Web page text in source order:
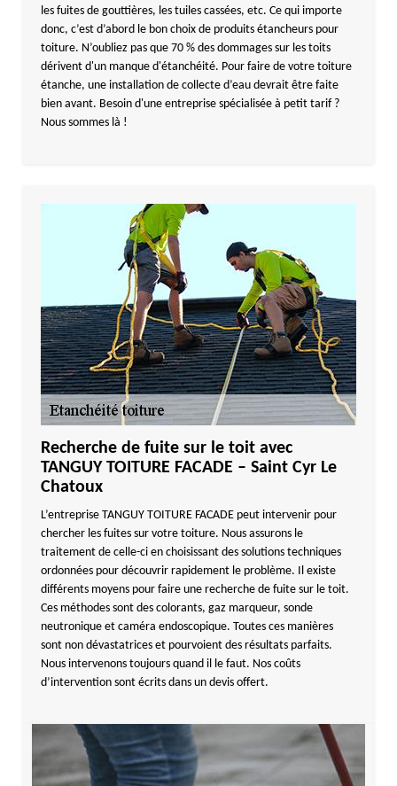
les fuites de gouttières, les tuiles cassées, etc. Ce qui importe
donc, c’est d’abord le bon choix de produits étancheurs pour
toiture. N’oubliez pas que 70 % des dommages sur les toits
dérivent d'un manque d'étanchéité. Pour faire de votre toiture
étanche, une installation de collecte d’eau devrait être faite
bien avant. Besoin d'une entreprise spécialisée à petit tarif ?
Nous sommes là !
Recherche de fuite sur le toit avec
TANGUY TOITURE FACADE – Saint Cyr Le
Chatoux
L’entreprise TANGUY TOITURE FACADE peut intervenir pour
chercher les fuites sur votre toiture. Nous assurons le
traitement de celle-ci en choisissant des solutions techniques
ordonnées pour découvrir rapidement le problème. Il existe
différents moyens pour faire une recherche de fuite sur le toit.
Ces méthodes sont des colorants, gaz marqueur, sonde
neutronique et caméra endoscopique. Toutes ces manières
sont non dévastatrices et pourvoient des résultats parfaits.
Nous intervenons toujours quand il le faut. Nos coûts
d’intervention sont écrits dans un devis offert.